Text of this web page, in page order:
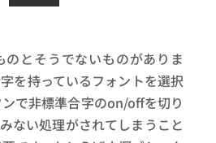
のとそうでないものがありま
を持っているフォントを選択
で非標準合字のon/offを切り
ない処理がされてしまうこと